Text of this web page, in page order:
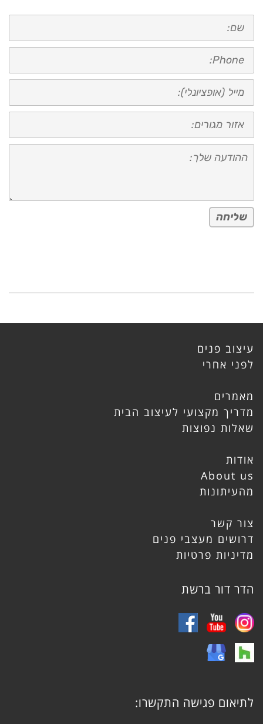
שם:
טלפון:
מייל
(אופציונאלי):
אזור
מגורים:
ההודעה
שלך:
שליחה
עיצוב פנים
לפני אחרי
מאמרים
מדריך מקצועי לעיצוב הבית
שאלות נפוצות
אודות
About us
מהעיתונות
צור קשר
דרושים מעצבי פנים
מדיניות פרטיות
הדר דור ברשת
לתיאום פגישה התקשרו: